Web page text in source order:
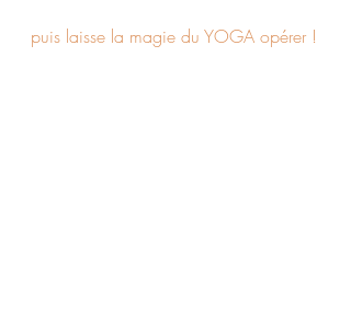
puis laisse la magie du YOGA opérer !